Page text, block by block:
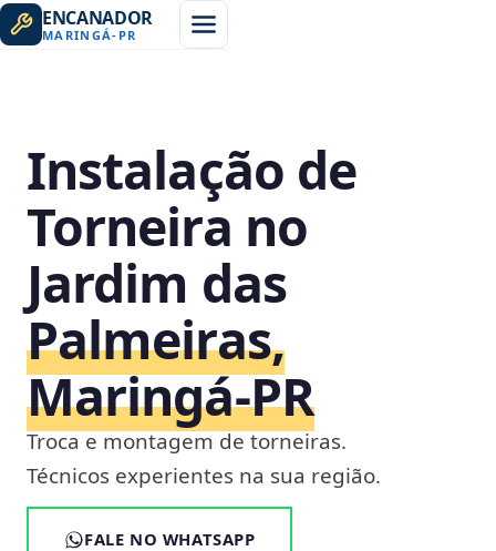
ENCANADOR
MARINGÁ- PR
Instalação de
Torneira no
Jardim das
Palmeiras,
Maringá‑PR
Troca e montagem de torneiras.
Técnicos experientes na sua região.
FALE NO WHATSAPP